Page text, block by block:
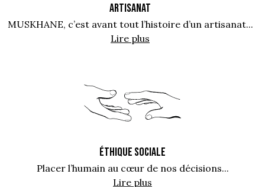
ARTISANAT
MUSKHANE, c’est avant tout l’histoire d’un artisanat...
Lire plus
ÉTHIQUE SOCIALE
Placer l’humain au cœur de nos décisions...
Lire plus